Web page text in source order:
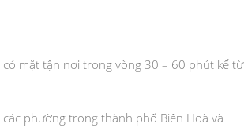
mặt tận nơi trong vòng 30 – 60 phút kể từ
các phường trong thành phố Biên Hoà và